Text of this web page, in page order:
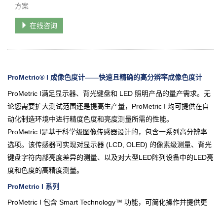
方案
在线咨询
ProMetric® I 成像色度计——快速且精确的高分辨率成像色度计
ProMetric I满足显示器、背光键盘和 LED 照明产品的量产需求。无
论您需要扩大测试范围还是提高生产量，ProMetric I 均可提供在自
动化制造环境中进行精度色度和亮度测量所需的性能。
ProMetric I是基于科学级图像传感器设计的，包含一系列高分辨率
选项。该传感器可实现对显示器 (LCD, OLED) 的像素级测量、背光
键盘字符内部亮度差异的测量、以及对大型LED阵列设备中的LED亮
度和色度的高精度测量。
ProMetric I 系列
ProMetric I 包含 Smart Technology™ 功能，可简化操作并提供更